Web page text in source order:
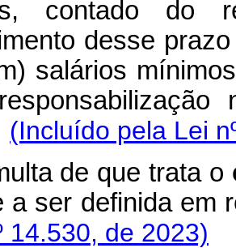
contado do
desse
salários
(Incluído pela Lei
de que trata o
a ser definida
14.530, de 2023)